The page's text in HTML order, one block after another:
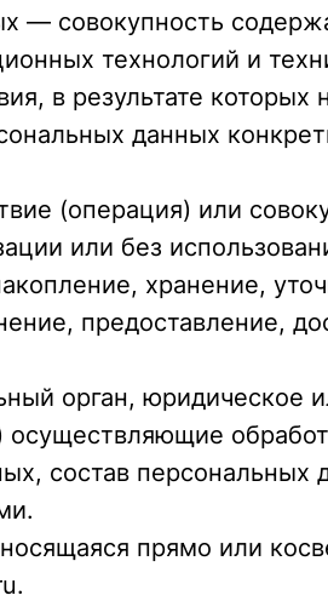
— совокупность
технологий и
в результате
данных
(операция) или
или без
хранение,
предоставление,
орган, юридическое
состав
прямо или